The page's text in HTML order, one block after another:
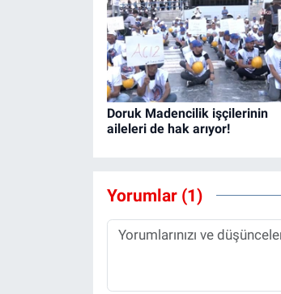
Doruk Madencilik işçilerinin
aileleri de hak arıyor!
Yorumlar (1)